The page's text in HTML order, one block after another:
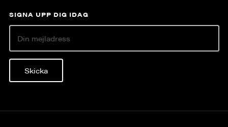
SIGNA UPP DIG IDAG
Skicka